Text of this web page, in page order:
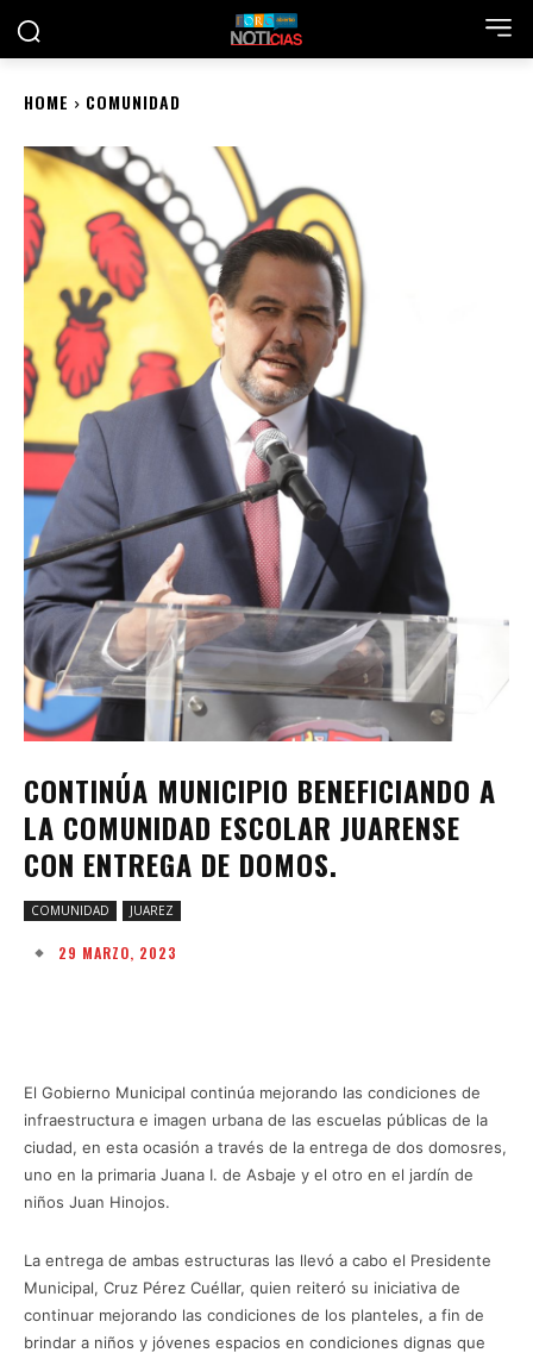
HOME COMUNIDAD
CONTINÚA MUNICIPIO BENEFICIANDO A
LA COMUNIDAD ESCOLAR JUARENSE
CON ENTREGA DE DOMOS.
COMUNIDAD JUAREZ
29 MARZO, 2023
El Gobierno Municipal continúa mejorando las condiciones de
infraestructura e imagen urbana de las escuelas públicas de la
ciudad, en esta ocasión a través de la entrega de dos domosres,
uno en la primaria Juana I. de Asbaje y el otro en el jardín de
niños Juan Hinojos.
La entrega de ambas estructuras las llevó a cabo el Presidente
Municipal, Cruz Pérez Cuéllar, quien reiteró su iniciativa de
continuar mejorando las condiciones de los planteles, a fin de
brindar a niños y jóvenes espacios en condiciones dignas que